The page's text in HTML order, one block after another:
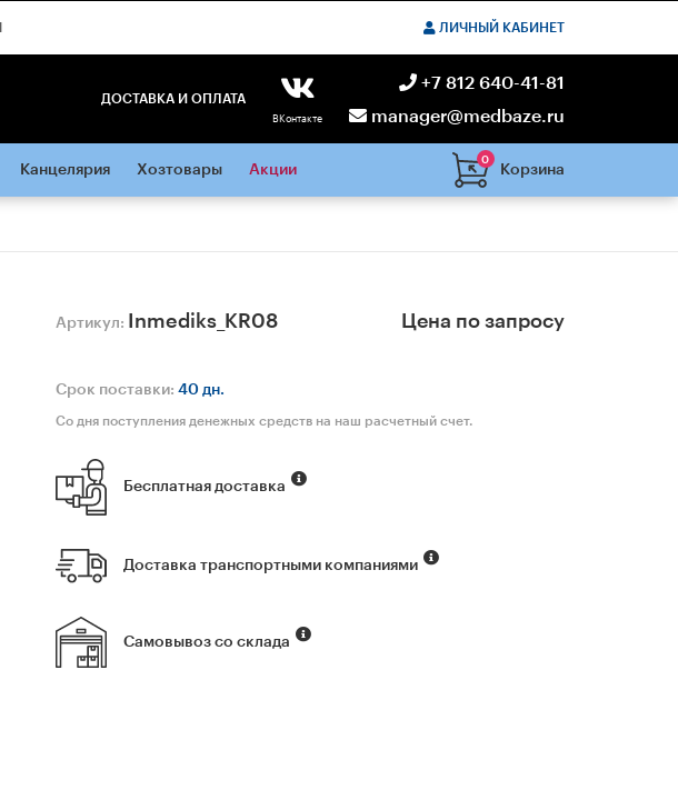
ЛИЧНЫЙ КАБИНЕТ
ДОСТАВКА И ОПЛАТА
ВКонтакте
+7 812 640-41-81
manager@medbaze.ru
0
Корзина
Канцелярия Хозтовары Акции
Артикул: Inmediks_KR08 Цена по запросу
Срок поставки:40 дн.
Со дня поступления денежных средств на наш расчетный счет.
Бесплатная доставка
Доставка транспортными компаниями
Самовывоз со склада